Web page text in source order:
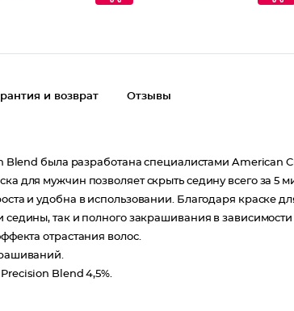
и возврат Отзывы
Blend была разработана специалистами American
для мужчин позволяет скрыть седину всего за 5
и удобна в использовании. Благодаря краске
седины, так и полного закрашивания в
отрастания волос.
Blend 4,5%.